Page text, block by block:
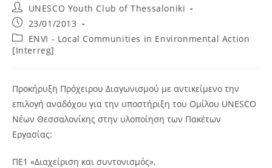
Post
author:
UNESCO Youth Club of Thessaloniki
Post
published:
23/01/2013
Post
category:
ENVI - Local Communities in Environmental Action
[Interreg]
Προκήρυξη Πρόχειρου Διαγωνισμού με αντικείμενο την
επιλογή αναδόχου για την υποστήριξη του Ομίλου UNESCO
Νέων Θεσσαλονίκης στην υλοποίηση των Πακέτων
Εργασίας:
ΠΕ1 «Διαχείριση και συντονισμός»,